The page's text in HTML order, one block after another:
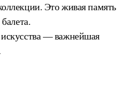
Это живая память
— важнейшая